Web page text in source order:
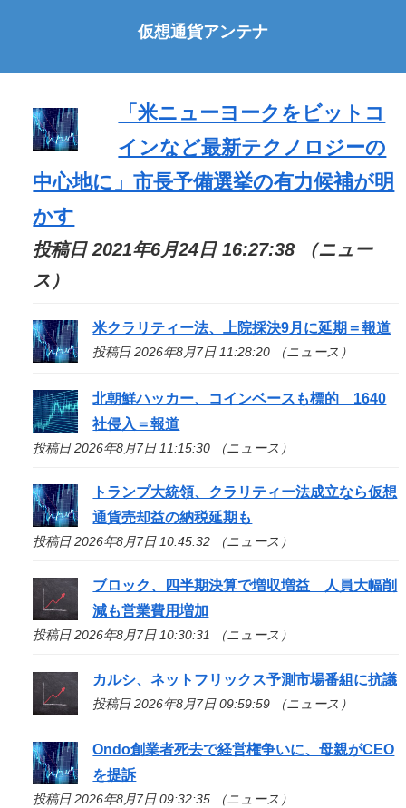
仮想通貨アンテナ
「米ニューヨークをビットコ
インなど最新テクノロジーの
中心地に」市長予備選挙の有力候補が明
かす
投稿日 2021年6月24日 16:27:38 （ニュー
ス）
米クラリティー法、上院採決9月に延期＝報道
投稿日 2026年8月7日 11:28:20 （ニュース）
北朝鮮ハッカー、コインベースも標的 1640
社侵入＝報道
投稿日 2026年8月7日 11:15:30 （ニュース）
トランプ大統領、クラリティー法成立なら仮想
通貨売却益の納税延期も
投稿日 2026年8月7日 10:45:32 （ニュース）
ブロック、四半期決算で増収増益 人員大幅削
減も営業費用増加
投稿日 2026年8月7日 10:30:31 （ニュース）
カルシ、ネットフリックス予測市場番組に抗議
投稿日 2026年8月7日 09:59:59 （ニュース）
Ondo創業者死去で経営権争いに、母親がCEO
を提訴
投稿日 2026年8月7日 09:32:35 （ニュース）